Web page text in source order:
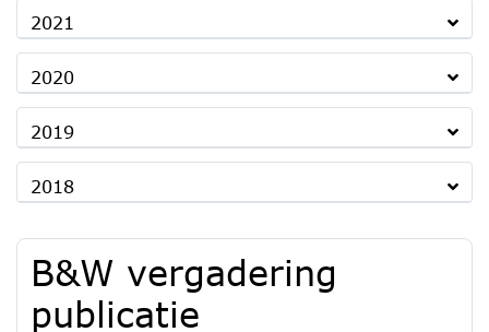
2021
2020
2019
2018
B&W vergadering
publicatie